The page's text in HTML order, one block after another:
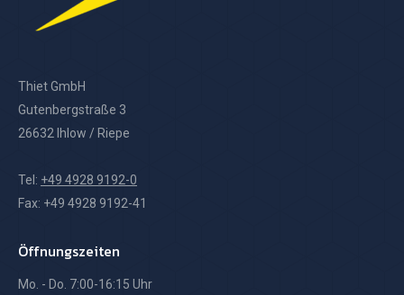
Thiet GmbH
Gutenbergstraße 3
26632 Ihlow / Riepe
Tel: +49 4928 9192-0
Fax: +49 4928 9192-41
Öffnungszeiten
Mo. - Do. 7:00-16:15 Uhr